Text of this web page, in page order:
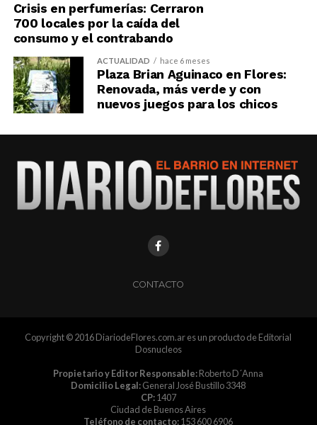
Crisis en perfumerías: Cerraron
700 locales por la caída del
consumo y el contrabando
ACTUALIDAD hace 6 meses
Plaza Brian Aguinaco en Flores:
Renovada, más verde y con
nuevos juegos para los chicos
CONTACTO
Copyright © 2016 DiariodeFlores.com.ar es un producto de Editorial
Dosnucleos
Propietario y Editor Responsable:Roberto D´Anna
Domicilio Legal:General José Bustillo 3348
CP:1407
Ciudad de Buenos Aires
Teléfono de contacto:153 600 6906